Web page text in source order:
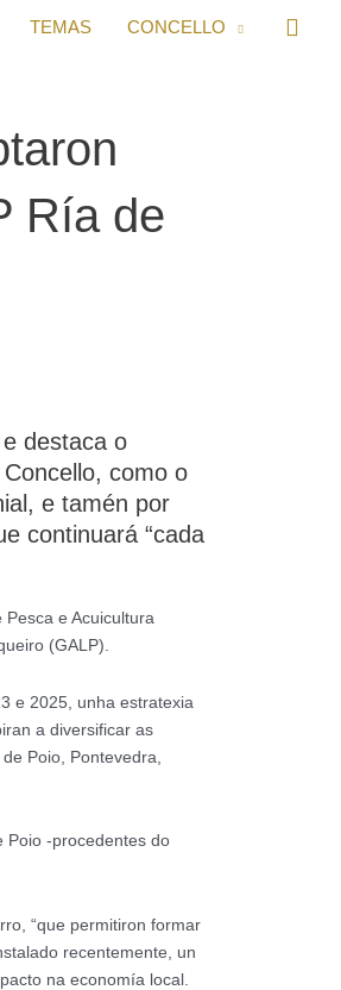
TEMAS CONCELLO
Ría de
destaca o
como o
e tamén por
continuará “cada
e Acuicultura
(GALP).
e 2025, unha estratexia
a diversificar as
Poio, Pontevedra,
Poio -procedentes do
“que permitiron formar
recentemente, un
na economía local.